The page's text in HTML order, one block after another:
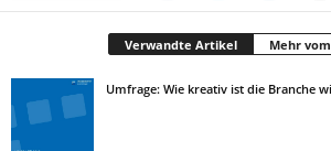
Verwandte Artikel Mehr
Umfrage: Wie kreativ ist die Branche